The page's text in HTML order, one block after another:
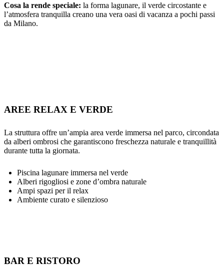
Cosa la rende speciale: la forma lagunare, il verde circostante e
l’atmosfera tranquilla creano una vera oasi di vacanza a pochi passi
da Milano.
AREE RELAX E VERDE
La struttura offre un’ampia area verde immersa nel parco, circondata
da alberi ombrosi che garantiscono freschezza naturale e tranquillità
durante tutta la giornata.
Piscina lagunare immersa nel verde
Alberi rigogliosi e zone d’ombra naturale
Ampi spazi per il relax
Ambiente curato e silenzioso
BAR E RISTORO